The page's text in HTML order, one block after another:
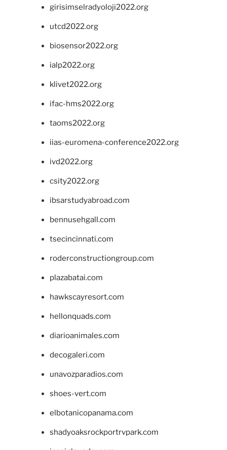
girisimselradyoloji2022.org
utcd2022.org
biosensor2022.org
ialp2022.org
klivet2022.org
ifac-hms2022.org
taoms2022.org
iias-euromena-conference2022.org
ivd2022.org
csity2022.org
ibsarstudyabroad.com
bennusehgall.com
tsecincinnati.com
roderconstructiongroup.com
plazabatai.com
hawkscayresort.com
hellonquads.com
diarioanimales.com
decogaleri.com
unavozparadios.com
shoes-vert.com
elbotanicopanama.com
shadyoaksrockportrvpark.com